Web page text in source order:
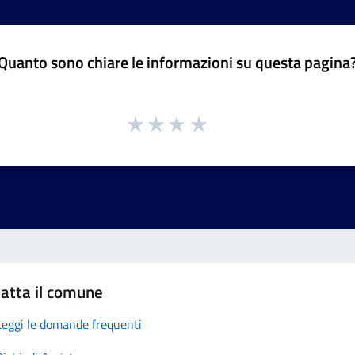
sono chiare le informazioni su questa
il comune
le domande frequenti